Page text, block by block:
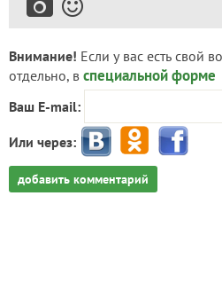
Внимание! Если у вас есть свой
отдельно, в специальной форме
Ваш E-mail:
Или через:
добавить комментарий